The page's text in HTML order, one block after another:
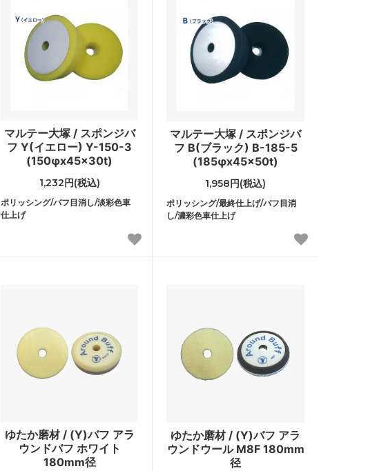
マルテー大塚 / スポンジバ
フ Y(イエロー) Y-150-3
(150φx45x30t)
1,232円(税込)
ポリッシング/バフ目消し/淡彩色車
仕上げ
マルテー大塚 / スポンジバ
フ B(ブラック) B-185-5
(185φx45x50t)
1,958円(税込)
ポリッシング/最終仕上げ/バフ目消
し/濃彩色車仕上げ
ゆたか磨材 / (Y)バフ アラ
ウンドバフ ホワイト
180mm径
ゆたか磨材 / (Y)バフ アラ
ウンドウール M8F 180mm
径